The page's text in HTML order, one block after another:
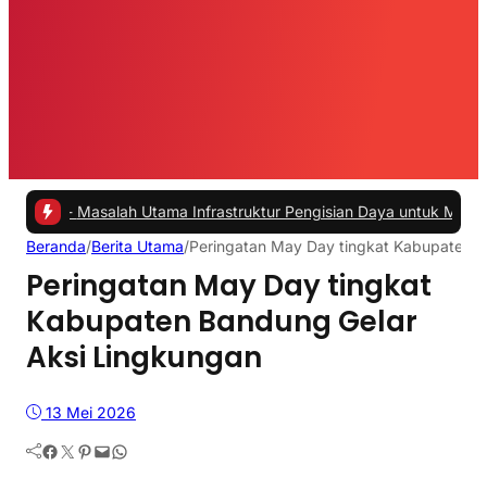
Utama Infrastruktur Pengisian Daya untuk Mobil Listrik yang
Beranda/Berita Utama/Peringatan May Day tingkat Kabupaten
Peringatan May Day tingkat
Kabupaten Bandung Gelar
Aksi Lingkungan
13 Mei 2026
Facebook Twitter Pinterest Mail WhatsApp